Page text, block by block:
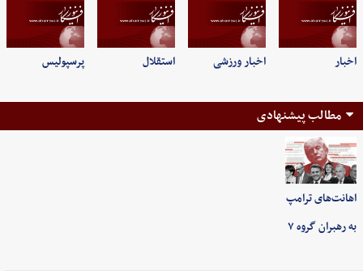
اخبار اخبار ورزشی استقلال پرسپولیس
مطالب پیشنهادی
اهانت‌های ترامپ
به رهبران گروه ۷